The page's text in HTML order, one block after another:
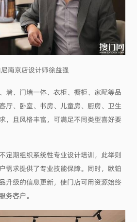
南京店设计师徐益强
墙、门墙一体、衣柜、橱柜、家配等品
厅、卧室、书房、儿童房、厨房、卫生
，且风格丰富，可满足不同类型喜好要
定期组织系统性专业设计培训，此举则
需求提供了专业技能保障。同时，欧铂
升级的信息更新，使门店可用资源始终
务客户。